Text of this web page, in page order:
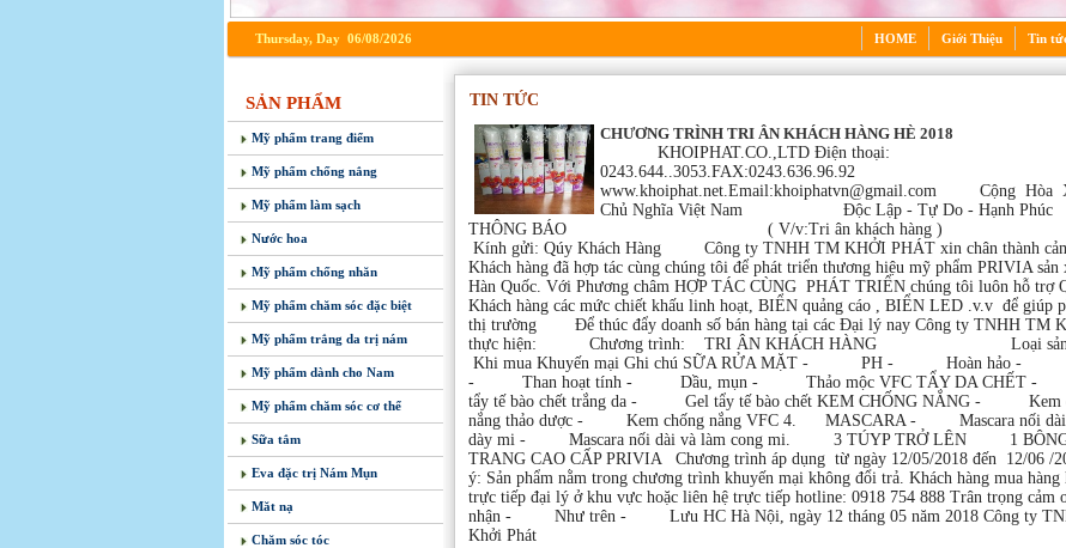
Thursday, Day 06/08/2026 HOME Giới Thiệu Tin
SẢN PHẨM
Mỹ phẩm trang điểm
Mỹ phẩm chống nắng
Mỹ phẩm làm sạch
Nước hoa
Mỹ phẩm chống nhăn
Mỹ phẩm chăm sóc đặc biệt
Mỹ phẩm trắng da trị nám
Mỹ phẩm dành cho Nam
Mỹ phẩm chăm sóc cơ thể
Sữa tắm
Eva đặc trị Nám Mụn
Măt nạ
Chăm sóc tóc
TIN TỨC
CHƯƠNG TRÌNH TRI ÂN KHÁCH HÀNG HÈ 2018
KHOIPHAT.CO.,LTD Điện thoại:
0243.644..3053.FAX:0243.636.96.92
www.khoiphat.net.Email:khoiphatvn@gmail.com Cộng Hòa
Chủ Nghĩa Việt Nam Độc Lập - Tự Do - Hạnh
THÔNG BÁO ( V/v:Tri ân khách
Kính gửi: Qúy Khách Hàng Công ty TNHH TM KHỞI PHÁT xin chân thành
Khách hàng đã hợp tác cùng chúng tôi để phát triển thương hiệu mỹ phẩm PRIVIA sản
Hàn Quốc. Với Phương châm HỢP TÁC CÙNG PHÁT TRIỂN chúng tôi luôn hỗ trợ
Khách hàng các mức chiết khấu linh hoạt, BIỂN quảng cáo , BIỂN LED .v.v để giúp
thị trường Để thúc đẩy doanh số bán hàng tại các Đại lý nay Công ty TNHH TM
thực hiện: Chương trình: TRI ÂN KHÁCH HÀNG Loại sản
Khi mua Khuyến mại Ghi chú SỮA RỬA MẶT - PH - Hoàn hảo -
- Than hoạt tính - Dầu, mụn - Thảo mộc VFC TẨY DA CHẾT
tẩy tế bào chết trắng da - Gel tẩy tế bào chết KEM CHỐNG NẮNG - Kem
nắng thảo dược - Kem chống nắng VFC 4. MASCARA - Mascara nối dài
dày mi - Mascara nối dài và làm cong mi. 3 TÚYP TRỞ LÊN 1
TRANG CAO CẤP PRIVIA Chương trình áp dụng từ ngày 12/05/2018 đến 12/06 /
ý: Sản phẩm nằm trong chương trình khuyến mại không đổi trả. Khách hàng mua hàng
trực tiếp đại lý ở khu vực hoặc liên hệ trực tiếp hotline: 0918 754 888 Trân trọng
nhận - Như trên - Lưu HC Hà Nội, ngày 12 tháng 05 năm 2018 Công ty
Khởi Phát